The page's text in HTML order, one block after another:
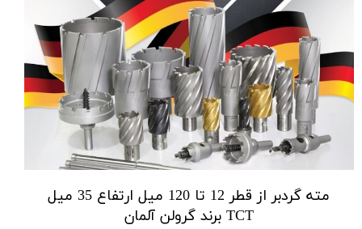
مته گردبر از قطر 12 تا 120 میل ارتفاع 35 میل
TCT برند گرولن آلمان